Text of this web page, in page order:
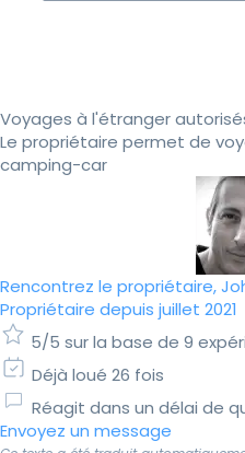
Voyages à l'étranger
Le propriétaire permet de
camping-car
Rencontrez le propriétaire,
Propriétaire depuis juillet 2021
5/5 sur la base de 9
Déjà loué 26 fois
Réagit dans un délai de
Envoyez un message